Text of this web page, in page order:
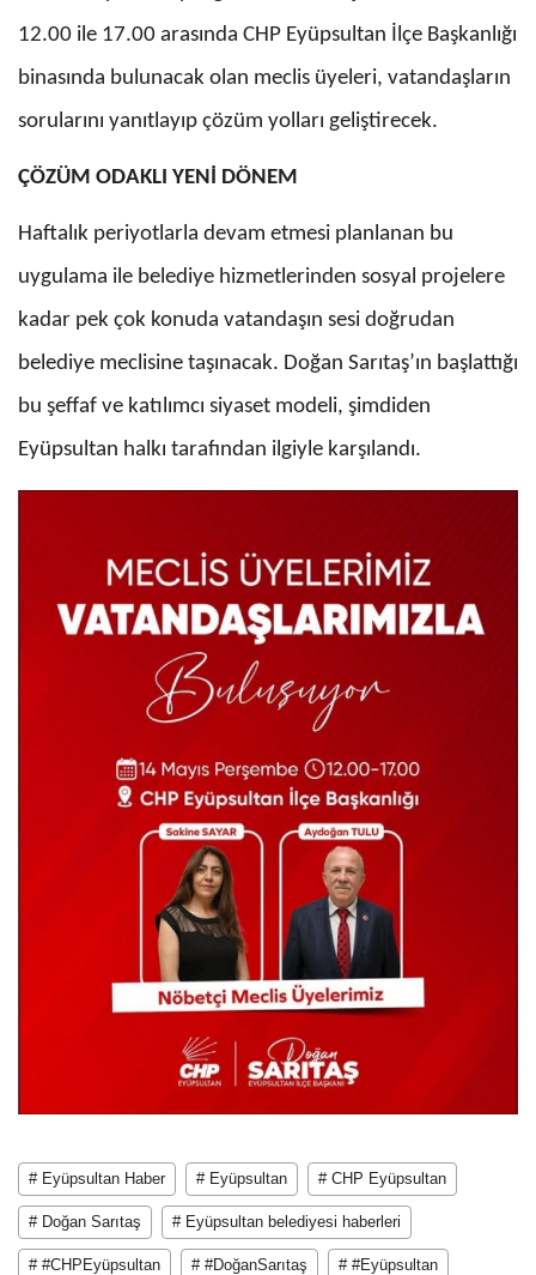
12.00 ile 17.00 arasında CHP Eyüpsultan İlçe Başkanlığı
binasında bulunacak olan meclis üyeleri, vatandaşların
sorularını yanıtlayıp çözüm yolları geliştirecek.
ÇÖZÜM ODAKLI YENİ DÖNEM
Haftalık periyotlarla devam etmesi planlanan bu
uygulama ile belediye hizmetlerinden sosyal projelere
kadar pek çok konuda vatandaşın sesi doğrudan
belediye meclisine taşınacak. Doğan Sarıtaş’ın başlattığı
bu şeffaf ve katılımcı siyaset modeli, şimdiden
Eyüpsultan halkı tarafından ilgiyle karşılandı.
# Eyüpsultan Haber # Eyüpsultan # CHP Eyüpsultan
# Doğan Sarıtaş # Eyüpsultan belediyesi haberleri
# #CHPEyüpsultan # #DoğanSarıtaş # #Eyüpsultan